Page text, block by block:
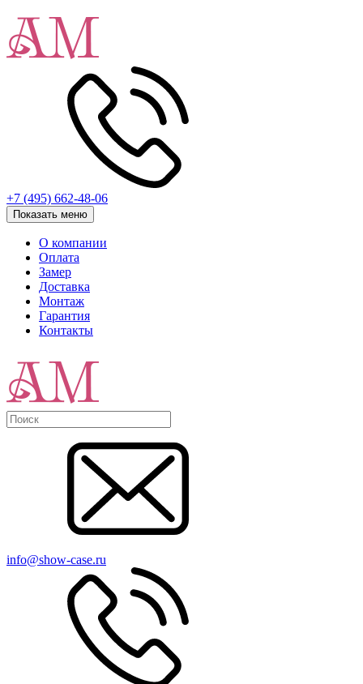
+7 (495) 662-48-06
Показать меню
О компании
Оплата
Замер
Доставка
Монтаж
Гарантия
Контакты
info@show-case.ru